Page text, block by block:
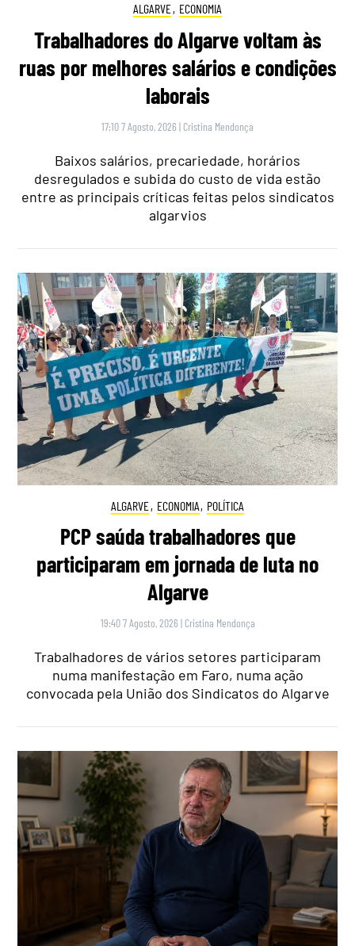
ALGARVE, ECONOMIA
Trabalhadores do Algarve voltam às
ruas por melhores salários e condições
laborais
17:10 7 Agosto, 2026 | Cristina Mendonça
Baixos salários, precariedade, horários
desregulados e subida do custo de vida estão
entre as principais críticas feitas pelos sindicatos
algarvios
ALGARVE, ECONOMIA, POLÍTICA
PCP saúda trabalhadores que
participaram em jornada de luta no
Algarve
19:40 7 Agosto, 2026 | Cristina Mendonça
Trabalhadores de vários setores participaram
numa manifestação em Faro, numa ação
convocada pela União dos Sindicatos do Algarve